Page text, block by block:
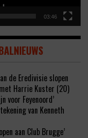
03:46
de Eredivisie slopen
Harrie Kuster (20)
voor Feyenoord’
van Kenneth
aan Club Brugge’